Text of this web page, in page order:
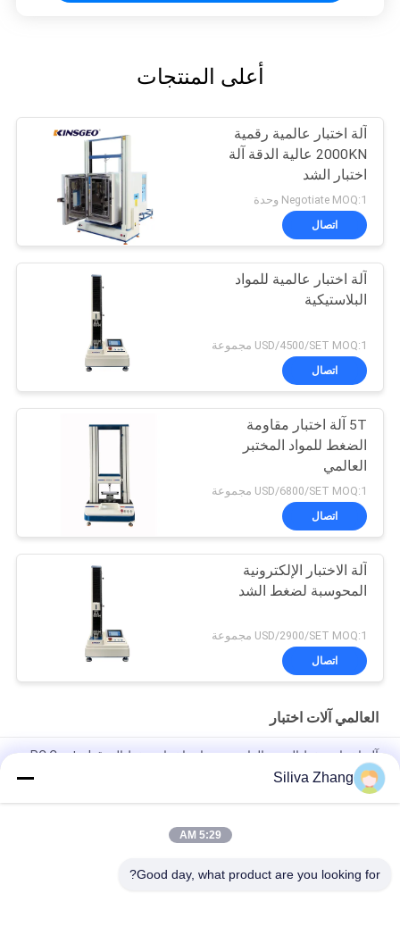
أعلى المنتجات
آلة اختبار عالمية رقمية
2000KN عالية الدقة آلة
اختبار الشد
Negotiate MOQ:1 وحدة
اتصال
آلة اختبار عالمية للمواد
البلاستيكية
USD/4500/SET MOQ:1 مجموعة
اتصال
5T آلة اختبار مقاومة
الضغط للمواد المختبر
العالمي
USD/6800/SET MOQ:1 مجموعة
اتصال
آلة الاختبار الإلكترونية
المحوسبة لضغط الشد
USD/2900/SET MOQ:1 مجموعة
اتصال
العالمي آلات اختبار
آلة اختبار ضغط العمود الواحد ، معدات اختبار ضغط الورق PC Control
آلات اختبار عالمية مزدوجة عمود التيار المتردد للبلاستيك / المطاط /
النسيج مع ضمان سنة 1
1 ~ 500mm / min سرعة ارتفاع منخفض درجة حرارة عالميّ يختبر آلة
Siliva Zhang
5:29 AM
Good day, what product are you looking for?